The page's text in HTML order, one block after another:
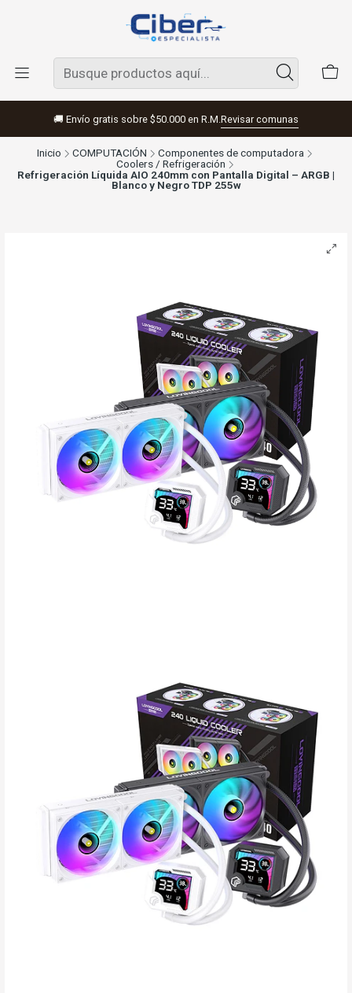
🚚 Envío gratis sobre $50.000 en R.M. Revisar comunas
Inicio COMPUTACIÓN
Componentes de computadora
Coolers / Refrigeración
Refrigeración Líquida AIO 240mm con Pantalla Digital – ARGB |
Blanco y Negro TDP 255w